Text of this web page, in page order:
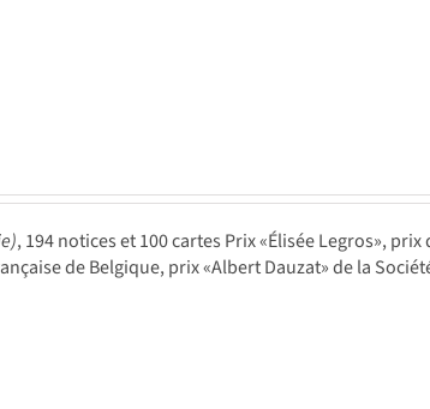
, 194 notices et 100 cartes Prix «Élisée Legros», prix
de Belgique, prix «Albert Dauzat» de la